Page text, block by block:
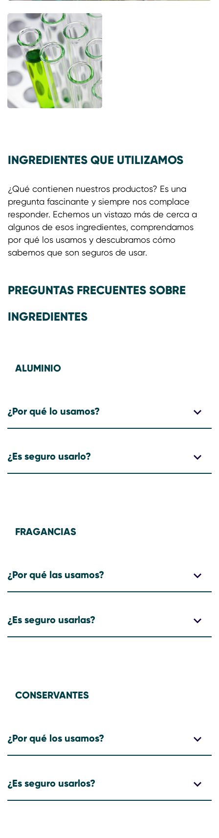
INGREDIENTES QUE UTILIZAMOS
¿Qué contienen nuestros productos? Es una
pregunta fascinante y siempre nos complace
responder. Echemos un vistazo más de cerca a
algunos de esos ingredientes, comprendamos
por qué los usamos y descubramos cómo
sabemos que son seguros de usar.
PREGUNTAS FRECUENTES SOBRE
INGREDIENTES
ALUMINIO
¿Por qué lo usamos?
¿Es seguro usarlo?
FRAGANCIAS
¿Por qué las usamos?
¿Es seguro usarlas?
CONSERVANTES
¿Por qué los usamos?
¿Es seguro usarlos?